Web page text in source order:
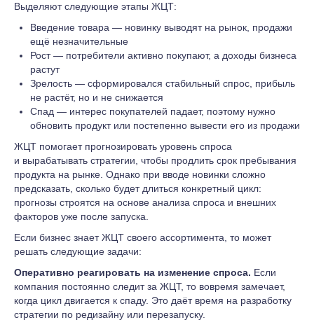
Выделяют следующие этапы ЖЦТ:
Введение товара — новинку выводят на рынок, продажи
ещё незначительные
Рост — потребители активно покупают, а доходы бизнеса
растут
Зрелость — сформировался стабильный спрос, прибыль
не растёт, но и не снижается
Спад — интерес покупателей падает, поэтому нужно
обновить продукт или постепенно вывести его из продажи
ЖЦТ помогает прогнозировать уровень спроса
и вырабатывать стратегии, чтобы продлить срок пребывания
продукта на рынке. Однако при вводе новинки сложно
предсказать, сколько будет длиться конкретный цикл:
прогнозы строятся на основе анализа спроса и внешних
факторов уже после запуска.
Если бизнес знает ЖЦТ своего ассортимента, то может
решать следующие задачи:
Оперативно реагировать на изменение спроса. Если
компания постоянно следит за ЖЦТ, то вовремя замечает,
когда цикл двигается к спаду. Это даёт время на разработку
стратегии по редизайну или перезапуску.